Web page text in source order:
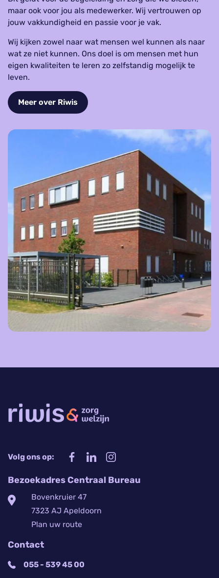
maar ook voor jou als medewerker. Wij vertrouwen op
jouw vakkundigheid en passie voor je vak.
Wij kijken zowel naar wat mensen wel kunnen als naar
wat ze niet kunnen. Ons doel is om mensen met hun
eigen kwaliteiten te leren zo zelfstandig mogelijk te
leven.
Meer over Riwis
Volg ons op:
Bezoekadres Centraal Bureau
Bovenkruier 47
7323 AJ Apeldoorn
Plan uw route
Contact
055 - 539 45 00